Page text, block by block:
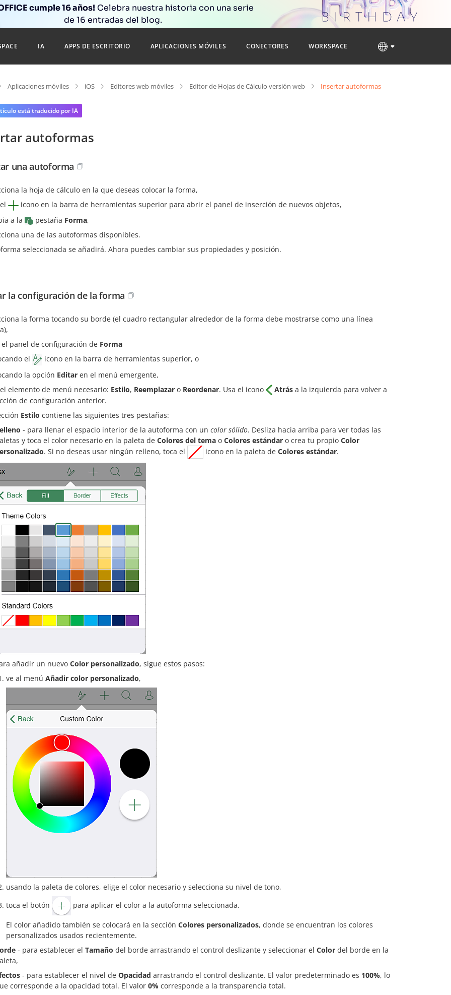
cumple 16 años! Celebra nuestra historia con una serie
de 16 entradas del blog.
IA APPS DE ESCRITORIO APLICACIONES MÓVILES CONECTORES WORKSPACE
Aplicaciones móviles iOS Editores web móviles Editor de Hojas de Cálculo versión web Insertar autoformas
está traducido por IA
autoformas
una autoforma
la hoja de cálculo en la que deseas colocar la forma,
icono en la barra de herramientas superior para abrir el panel de inserción de nuevos objetos,
a la
pestaña Forma,
una de las autoformas disponibles.
seleccionada se añadirá. Ahora puedes cambiar sus propiedades y posición.
la configuración de la forma
la forma tocando su borde (el cuadro rectangular alrededor de la forma debe mostrarse como una línea
panel de configuración de Forma
el
icono en la barra de herramientas superior, o
la opción Editar en el menú emergente,
elemento de menú necesario: Estilo, Reemplazar o Reordenar. Usa el icono Atrás a la izquierda para volver a
de configuración anterior.
Estilo contiene las siguientes tres pestañas:
- para llenar el espacio interior de la autoforma con un color sólido. Desliza hacia arriba para ver todas las
y toca el color necesario en la paleta de Colores del tema o Colores estándar o crea tu propio Color
. Si no deseas usar ningún relleno, toca el icono en la paleta de Colores estándar.
añadir un nuevo Color personalizado, sigue estos pasos:
ve al menú Añadir color personalizado,
usando la paleta de colores, elige el color necesario y selecciona su nivel de tono,
toca el botón
para aplicar el color a la autoforma seleccionada.
El color añadido también se colocará en la sección Colores personalizados, donde se encuentran los colores
personalizados usados recientemente.
- para establecer el Tamaño del borde arrastrando el control deslizante y seleccionar el Color del borde en la
- para establecer el nivel de Opacidad arrastrando el control deslizante. El valor predeterminado es 100%, lo
corresponde a la opacidad total. El valor 0% corresponde a la transparencia total.